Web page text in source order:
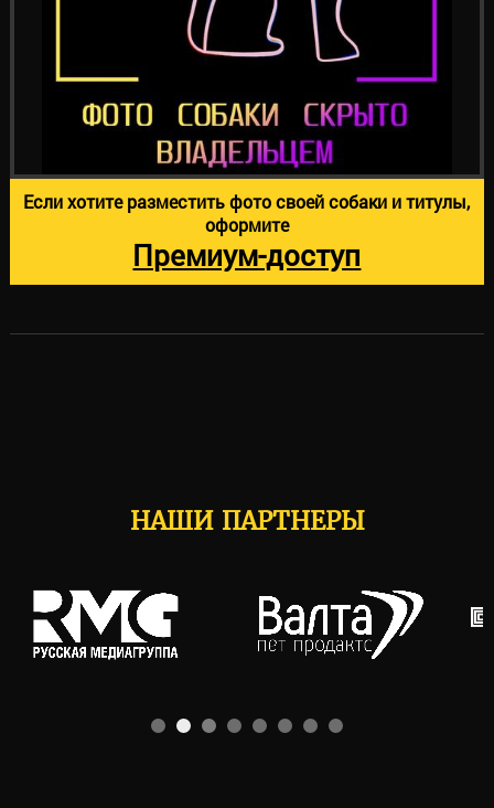
Если хотите разместить фото своей собаки и титулы,
оформите
Премиум-доступ
НАШИ ПАРТНЕРЫ